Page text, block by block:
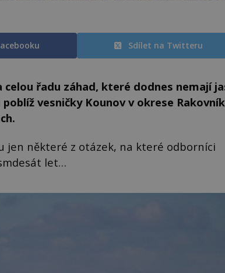
Sdílet na Twitteru
celou řadu záhad, které dodnes nemají
vesničky Kounov v okrese
jen některé z otázek, na které odborníci
let…